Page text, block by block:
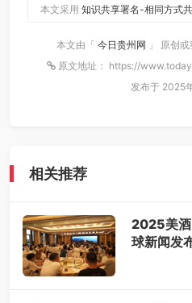
本文采用 知识共享署名-相同方式
本文由「 今日贵州网 」 原创
原文地址： https://
发布于 2025
相关推荐
2025美酒
球新闻发